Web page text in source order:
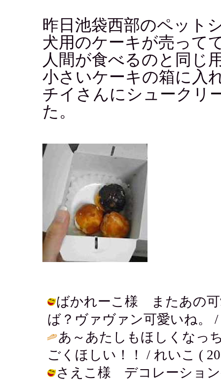
昨日池袋西部のペット
犬用のケーキが売って
人間が食べるのと同じ
小さいケーキの箱に入
チイさんにシュークリ
た。
ばかれーこ様 またあの
ば？ヴァヴァン可愛いね。 /
あ～あたしもほしくなっ
ごくほしい！！ / れいこ (
さえこ様 デコレーション